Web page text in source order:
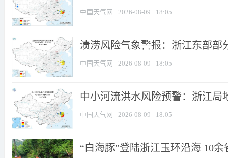
中国天气网 2026-08-09 18:05
渍涝风险气象警报：浙江东部部
中国天气网 2026-08-09 18:05
中小河流洪水风险预警：浙江局
中国天气网 2026-08-09 18:05
“白海豚”登陆浙江玉环沿海 10